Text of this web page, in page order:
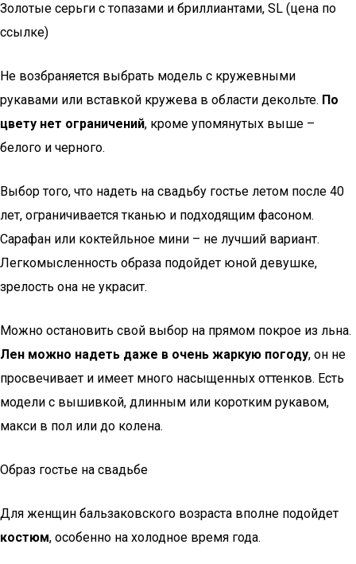
Золотые серьги с топазами и бриллиантами, SL (цена по
ссылке)
Не возбраняется выбрать модель с кружевными
рукавами или вставкой кружева в области декольте. По
цвету нет ограничений, кроме упомянутых выше –
белого и черного.
Выбор того, что надеть на свадьбу гостье летом после 40
лет, ограничивается тканью и подходящим фасоном.
Сарафан или коктейльное мини – не лучший вариант.
Легкомысленность образа подойдет юной девушке,
зрелость она не украсит.
Можно остановить свой выбор на прямом покрое из льна.
Лен можно надеть даже в очень жаркую погоду, он не
просвечивает и имеет много насыщенных оттенков. Есть
модели с вышивкой, длинным или коротким рукавом,
макси в пол или до колена.
Образ гостье на свадьбе
Для женщин бальзаковского возраста вполне подойдет
костюм, особенно на холодное время года.